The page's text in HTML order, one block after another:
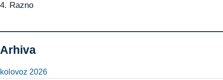
4. Razno
Arhiva
kolovoz 2026